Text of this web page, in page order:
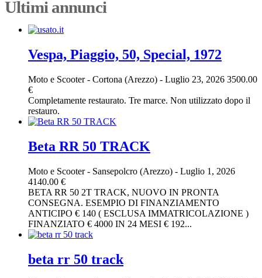
Ultimi annunci
Vespa, Piaggio, 50, Special, 1972
Moto e Scooter- Cortona (Arezzo) - Luglio 23, 2026 3500.00
€
Completamente restaurato. Tre marce. Non utilizzato dopo il
restauro.
Beta RR 50 TRACK
Moto e Scooter- Sansepolcro (Arezzo) - Luglio 1, 2026
4140.00 €
BETA RR 50 2T TRACK, NUOVO IN PRONTA
CONSEGNA. ESEMPIO DI FINANZIAMENTO
ANTICIPO € 140 ( ESCLUSA IMMATRICOLAZIONE )
FINANZIATO € 4000 IN 24 MESI € 192...
beta rr 50 track